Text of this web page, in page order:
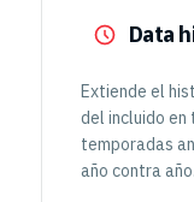
Data
Extiende el
del incluido en
temporadas
año contra año.